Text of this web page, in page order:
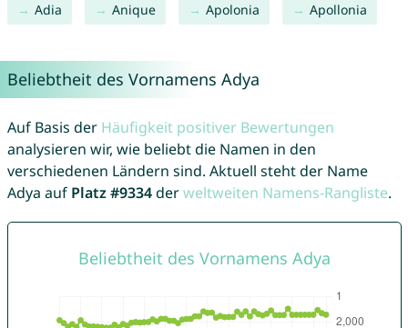
Adia Anique Apolonia Apollonia
Beliebtheit des Vornamens Adya
Auf Basis der Häufigkeit positiver Bewertungen
analysieren wir, wie beliebt die Namen in den
verschiedenen Ländern sind. Aktuell steht der Name
Adya auf Platz #9334derweltweiten Namens-Rangliste.